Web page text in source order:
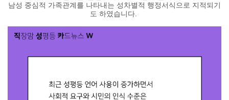
남성 중심적 가족관계를 나타내는 성차별적 행정서식으로 지적되기
도 하였습니다.